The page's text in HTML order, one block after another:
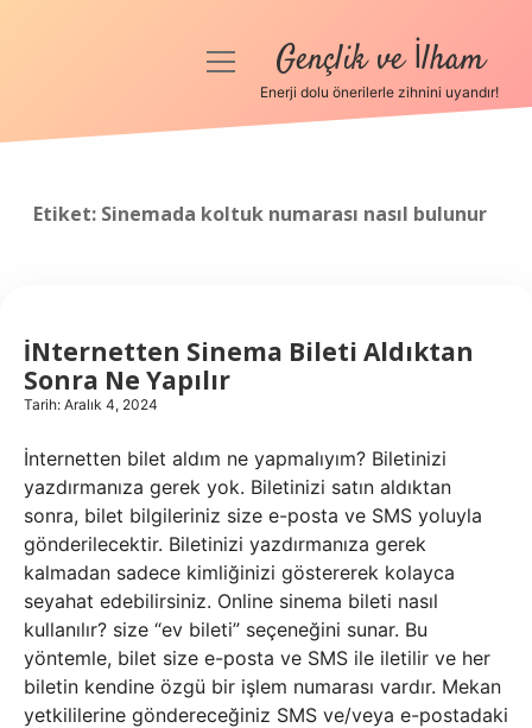
Anasayfa
menüyüGençlik ve İlham
Enerji dolu önerilerle zihnini uyandır!
Etiket: Sinemada koltuk numarası nasıl bulunur
İNternetten Sinema Bileti Aldıktan
Sonra Ne Yapılır
Tarih: Aralık 4, 2024
İnternetten bilet aldım ne yapmalıyım? Biletinizi
yazdırmanıza gerek yok. Biletinizi satın aldıktan
sonra, bilet bilgileriniz size e-posta ve SMS yoluyla
gönderilecektir. Biletinizi yazdırmanıza gerek
kalmadan sadece kimliğinizi göstererek kolayca
seyahat edebilirsiniz. Online sinema bileti nasıl
kullanılır? size “ev bileti” seçeneğini sunar. Bu
yöntemle, bilet size e-posta ve SMS ile iletilir ve her
biletin kendine özgü bir işlem numarası vardır. Mekan
yetkililerine göndereceğiniz SMS ve/veya e-postadaki